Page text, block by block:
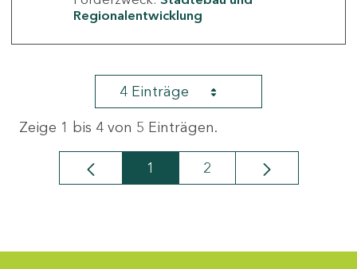
Regionalentwicklung
4 Einträge
Zeige 1 bis 4 von 5 Einträgen.
Seite
1 Seite
2